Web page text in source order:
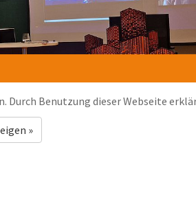
Benutzung dieser Webseite
»